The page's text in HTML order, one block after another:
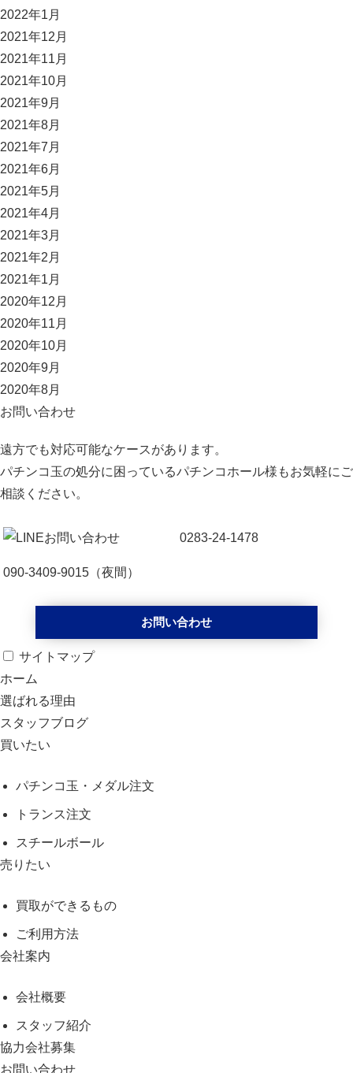
2022年1月
2021年12月
2021年11月
2021年10月
2021年9月
2021年8月
2021年7月
2021年6月
2021年5月
2021年4月
2021年3月
2021年2月
2021年1月
2020年12月
2020年11月
2020年10月
2020年9月
2020年8月
お問い合わせ
遠方でも対応可能なケースがあります。
パチンコ玉の処分に困っているパチンコホール様もお気軽にご
相談ください。
0283-24-1478
090-3409-9015 （夜間）
お問い合わせ
サイトマップ
ホーム
選ばれる理由
スタッフブログ
買いたい
パチンコ玉・メダル注文
トランス注文
スチールボール
売りたい
買取ができるもの
ご利用方法
会社案内
会社概要
スタッフ紹介
協力会社募集
お問い合わせ